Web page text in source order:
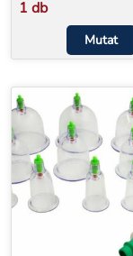
1 db
Mutat